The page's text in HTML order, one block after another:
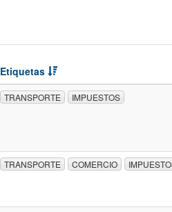
Etiquetas
TRANSPORTE IMPUESTOS
TRANSPORTE COMERCIO